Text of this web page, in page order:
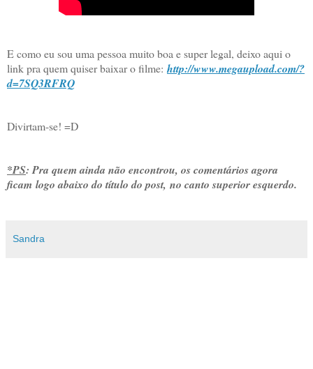
E como eu sou uma pessoa muito boa e super legal, deixo aqui o
link pra quem quiser baixar o filme: http://www.megaupload.com/?
d=7SQ3RFRQ
Divirtam-se! =D
*PS: Pra quem ainda não encontrou, os comentários agora
ficam logo abaixo do título do post, no canto superior esquerdo.
Sandra